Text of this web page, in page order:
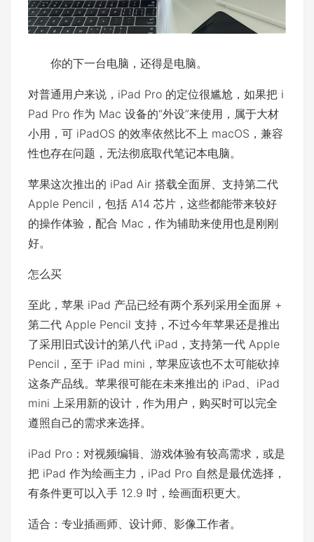
你的下一台电脑，还得是电脑。
对普通用户来说，iPad Pro 的定位很尴尬，如果把 i
Pad Pro 作为 Mac 设备的“外设”来使用，属于大材
小用，可 iPadOS 的效率依然比不上 macOS，兼容
性也存在问题，无法彻底取代笔记本电脑。
苹果这次推出的 iPad Air 搭载全面屏、支持第二代
Apple Pencil，包括 A14 芯片，这些都能带来较好
的操作体验，配合 Mac，作为辅助来使用也是刚刚
好。
怎么买
至此，苹果 iPad 产品已经有两个系列采用全面屏 +
第二代 Apple Pencil 支持，不过今年苹果还是推出
了采用旧式设计的第八代 iPad，支持第一代 Apple
Pencil，至于 iPad mini，苹果应该也不太可能砍掉
这条产品线。苹果很可能在未来推出的 iPad、iPad
mini 上采用新的设计，作为用户，购买时可以完全
遵照自己的需求来选择。
iPad Pro：对视频编辑、游戏体验有较高需求，或是
把 iPad 作为绘画主力，iPad Pro 自然是最优选择，
有条件更可以入手 12.9 吋，绘画面积更大。
适合：专业插画师、设计师、影像工作者。